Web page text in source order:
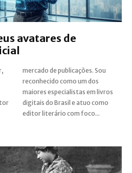
avatares de
editor literário com foco...